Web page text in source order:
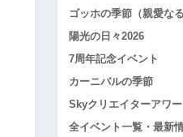
ゴッホの季節（親愛な
陽光の日々2026
7周年記念イベント
カーニバルの季節
Skyクリエイターアワ
全イベント一覧・最新